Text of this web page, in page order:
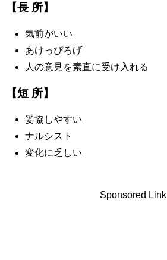
【長 所】
気前がいい
あけっぴろげ
人の意見を素直に受け入れる
【短 所】
妥協しやすい
ナルシスト
変化に乏しい
Sponsored Link